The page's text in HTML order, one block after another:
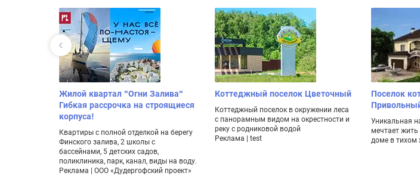
Жилой квартал "Огни Залива"
Гибкая рассрочка на строящиеся
корпуса!
Квартиры с полной отделкой на берегу
Финского залива, 2 школы с
бассейнами, 5 детских садов,
поликлиника, парк, канал, виды на воду.
Реклама | ООО «Дудергофский проект»
Коттеджный поселок Цветочный
Коттеджный поселок в окружении леса
с панорамным видом на окрестности и
реку с родниковой водой
Реклама | test
Поселок
Уникальная
мечтает
доме в тихом